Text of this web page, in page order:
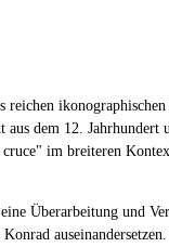
dem 12.
im breiteren
Überarbeitung und